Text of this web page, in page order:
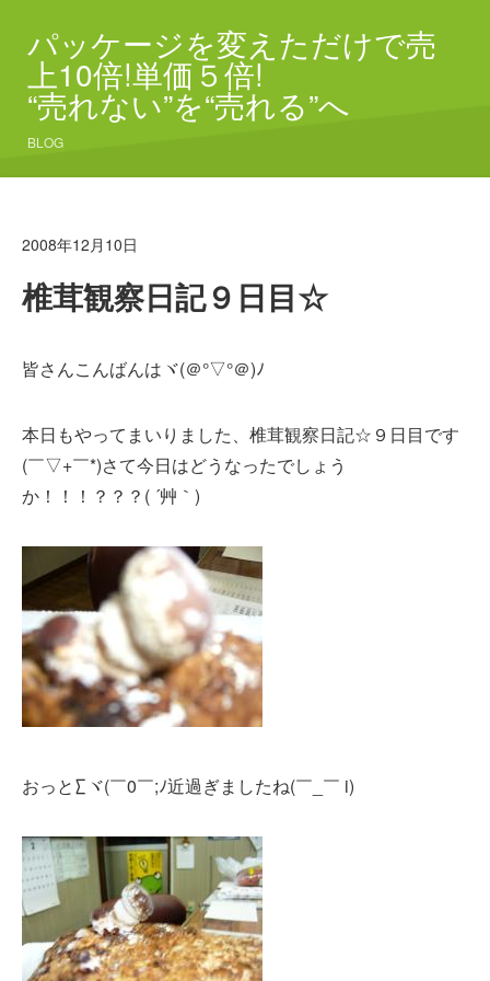
パッケージを変えただけで売
上10倍!単価５倍!
“売れない”を“売れる”へ
BLOG
2008年12月10日
椎茸観察日記９日目☆
皆さんこんばんはヾ(＠°▽°＠)ﾉ
本日もやってまいりました、椎茸観察日記☆９日目です
(￣▽+￣*)さて今日はどうなったでしょう
か！！！？？？( ´艸｀)
おっと∑ヾ(￣0￣;ﾉ近過ぎましたね(￣_￣ i)